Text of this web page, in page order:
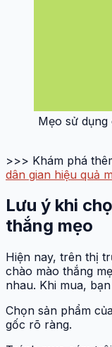
Mẹo sử
>>> Khám phá
dân gian hiệu quả
Lưu ý khi
thắng mẹo
Hiện nay, trên thị
chào mào thắng
nhau. Khi mua,
Chọn sản phẩm
gốc rõ ràng.